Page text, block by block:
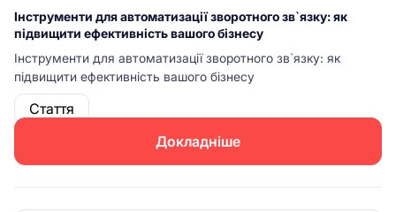
Інструменти для автоматизації зворотного зв`язку: як
підвищити ефективність вашого бізнесу
Інструменти для автоматизації зворотного зв`язку: як
підвищити ефективність вашого бізнесу
Стаття
Докладніше